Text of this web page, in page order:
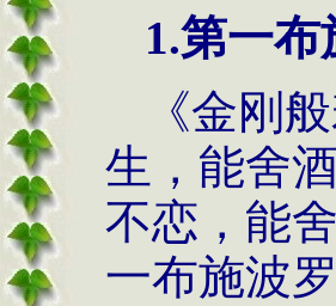
1.第一
《金刚
生，能舍
不恋，能
一布施波罗